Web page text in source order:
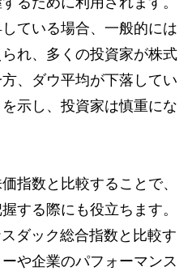
ている場合、一般的には
れ、多くの投資家が株式
、ダウ平均が下落してい
示し、投資家は慎重にな
指数と比較することで、
する際にも役立ちます。
ダック総合指数と比較す
や企業のパフォーマンス